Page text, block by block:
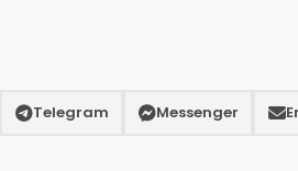
Telegram Messenger